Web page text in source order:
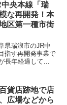
央本線「瑞
な再開発！本
区第一種市街
県瑞浪市のJR中
指す再開発事業で
長年経過して老
貨店跡地で店
広場などから